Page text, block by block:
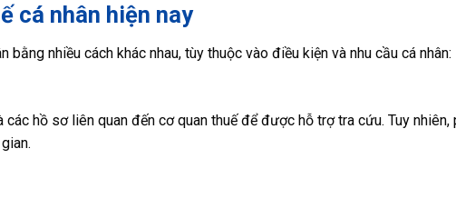
cá nhân hiện nay
bằng nhiều cách khác nhau, tùy thuộc vào điều kiện và nhu cầu cá nhân:
các hồ sơ liên quan đến cơ quan thuế để được hỗ trợ tra cứu. Tuy nhiên,